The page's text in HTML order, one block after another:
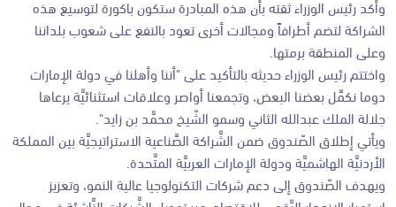
وأكد رئيس الوزراء ثقته بأن هذه المبادرة ستكون باكورة لتوسيع هذه
الشراكة لتضم أطرافاً ومجالات أخرى تعود بالنفع على شعوب بلداننا
وعلى المنطقة برمتها.
واختتم رئيس الوزراء حديثه بالتأكيد على "أننا وأهلنا في دولة الإمارات
دوما نكمِّل بعضنا البعض، وتجمعنا أواصر وعلاقات استثنائيَّة يرعاها
جلالة الملك عبدالله الثاني وسمو الشّيخ محمَّد بن زايد".
ويأتي إطلاق الصّندوق ضمن الشَّراكة الصِّناعية الاستراتيجيَّة بين المملكة
الأردنيَّة الهاشميَّة ودولة الإمارات العربيَّة المتَّحدة.
ويهدف الصّندوق إلى دعم شركات التكنولوجيا عالية النمو، وتعزيز